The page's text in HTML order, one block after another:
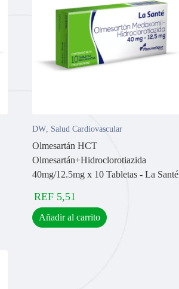
DW, Salud Cardiovascular
Olmesartán HCT
Olmesartán+Hidroclorotiazida
40mg/12.5mg x 10 Tabletas - La Santé
REF 5,51
Añadir al carrito